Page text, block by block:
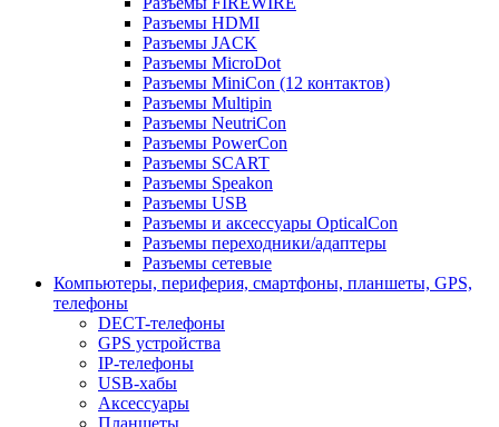
Разъемы HDMI
Разъемы JACK
Разъемы MicroDot
Разъемы MiniCon (12 контактов)
Разъемы Multipin
Разъемы NeutriCon
Разъемы PowerCon
Разъемы SCART
Разъемы Speakon
Разъемы USB
Разъемы и аксессуары OpticalCon
Разъемы переходники/адаптеры
Разъемы сетевые
Компьютеры, периферия, смартфоны, планшеты, GPS,
телефоны
DECT-телефоны
GPS устройства
IP-телефоны
USB-хабы
Аксессуары
Планшеты